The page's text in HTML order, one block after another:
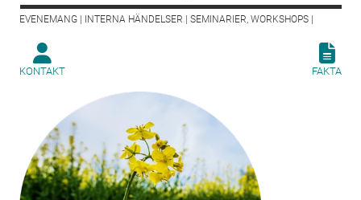
EVENEMANG | INTERNA HÄNDELSER | SEMINARIER, WORKSHOPS |
KONTAKT FAKTA